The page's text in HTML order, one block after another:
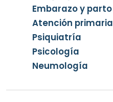
Embarazo y parto
Atención primaria
Psiquiatría
Psicología
Neumología